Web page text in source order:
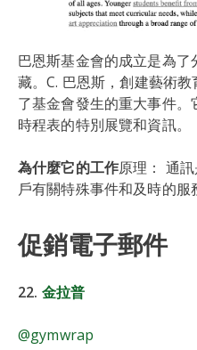
巴恩斯基金會的成立是為
藏。C. 巴恩斯，創建藝術
了基金會發生的重大事件
時程表的特別展覽和資訊。
為什麼它的工作原理： 通
戶有關特殊事件和及時的服
促銷電子郵件
22. 金拉普
@gymwrap